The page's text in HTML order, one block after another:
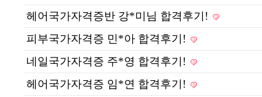
헤어국가자격증반 강*미님 합격후기!
피부국가자격증 민*아 합격후기!
네일국가자격증 주*영 합격후기!
헤어국가자격증 임*연 합격후기!